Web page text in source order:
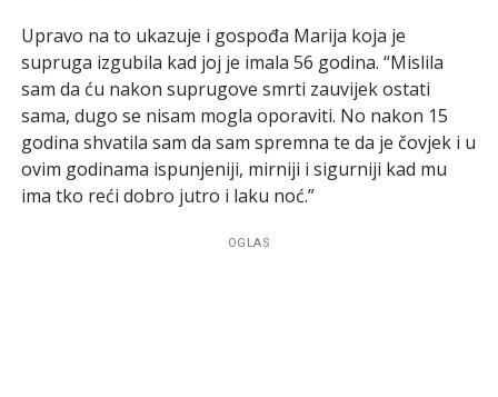
Upravo na to ukazuje i gospođa Marija koja je
supruga izgubila kad joj je imala 56 godina. “Mislila
sam da ću nakon suprugove smrti zauvijek ostati
sama, dugo se nisam mogla oporaviti. No nakon 15
godina shvatila sam da sam spremna te da je čovjek i u
ovim godinama ispunjeniji, mirniji i sigurniji kad mu
ima tko reći dobro jutro i laku noć.”
OGLAS